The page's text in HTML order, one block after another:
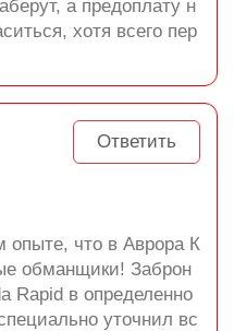
а предоплату н
хотя всего пер
Ответить
опыте, что в Аврора К
обманщики! Заброн
Rapid в определенно
уточнил вс